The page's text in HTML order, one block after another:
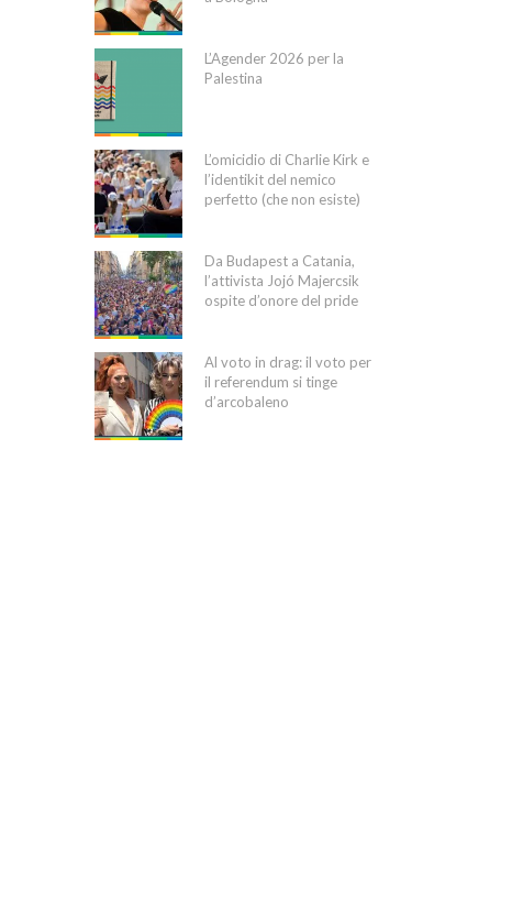
L’Agender 2026 per la
Palestina
L’omicidio di Charlie Kirk e
l’identikit del nemico
perfetto (che non esiste)
Da Budapest a Catania,
l’attivista Jojó Majercsik
ospite d’onore del pride
Al voto in drag: il voto per
il referendum si tinge
d’arcobaleno